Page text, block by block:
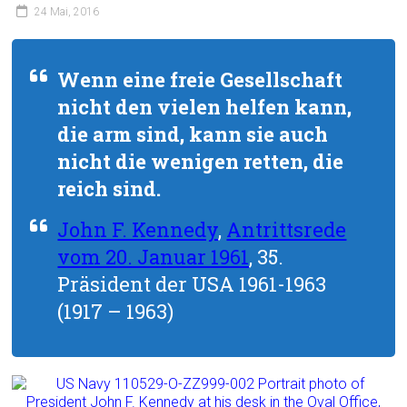
24 Mai, 2016
Wenn eine freie Gesellschaft
nicht den vielen helfen kann,
die arm sind, kann sie auch
nicht die wenigen retten, die
reich sind.
John F. Kennedy, Antrittsrede
vom 20. Januar 1961, 35.
Präsident der USA 1961-1963
(1917 – 1963)